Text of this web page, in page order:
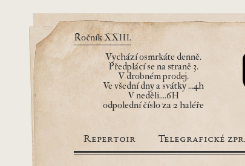
Ročník XXIII.
Vychází osmrkáte denně.
Předplácí se na straně 3.
V drobném prodej.
Ve všední dny a svátky ...4h
V neděli....6H
odpolední číslo za 2 haléře
Repertoir Telegrafické